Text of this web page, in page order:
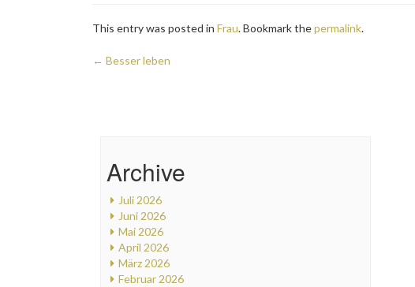
This entry was posted in Frau. Bookmark thepermalink.
Post
← Besser leben
Archive
Juli 2026
Juni 2026
Mai 2026
April 2026
März 2026
Februar 2026